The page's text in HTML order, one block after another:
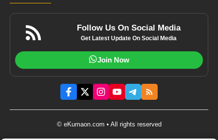
Follow Us On Social Media
Get Latest Update On Social Media
Join Now
© eKumaon.com • All rights reserved